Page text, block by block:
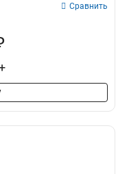
Сравнить